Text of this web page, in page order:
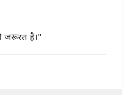
जरूरत है।"